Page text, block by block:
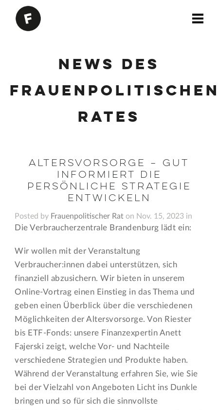
News des
Rates
Altersvorsorge – gut
informiert die
persönliche Strategie
entwickeln
Posted by Frauenpolitischer Rat on Nov. 15, 2023 in
Die Verbraucherzentrale Brandenburg lädt ein:
Wir wollen mit der Veranstaltung
Verbraucher:innen dabei unterstützen, sich
finanziell abzusichern. Wir bieten in unserem
Online-Vortrag einen Einstieg in das Thema und
geben einen Überblick über die verschiedenen
Möglichkeiten der Altersvorsorge. Von Riester
bis ETF-Fonds: unsere Finanzexpertin Anett
Fajerski zeigt, welche Vor- und Nachteile
verschiedene Strategien und Produkte haben.
Während der Veranstaltung erfahren Sie, wie Sie
bei der Vielzahl von Angeboten Licht ins Dunkle
bringen und so für sich die sinnvollste